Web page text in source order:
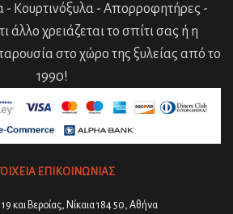
- Κουρτινόξυλα - Απορροφητήρες -
άλλο χρειάζεται το σπίτι σας ή η
στο χώρο της ξυλείας από το
1990!
ΕΠΙΚΟΙΝΩΝΙΑΣ
και Βεροίας, Νίκαια 184 50, Αθήνα